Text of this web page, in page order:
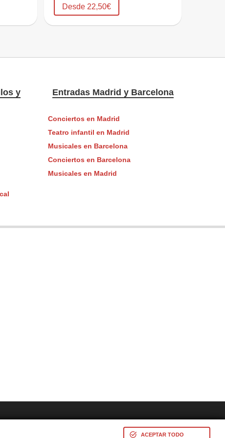
Desde 22,50€
y Entradas Madrid y Barcelona
Conciertos en Madrid
Teatro infantil en Madrid
Musicales en Barcelona
Conciertos en Barcelona
Musicales en Madrid
ACEPTAR TODO